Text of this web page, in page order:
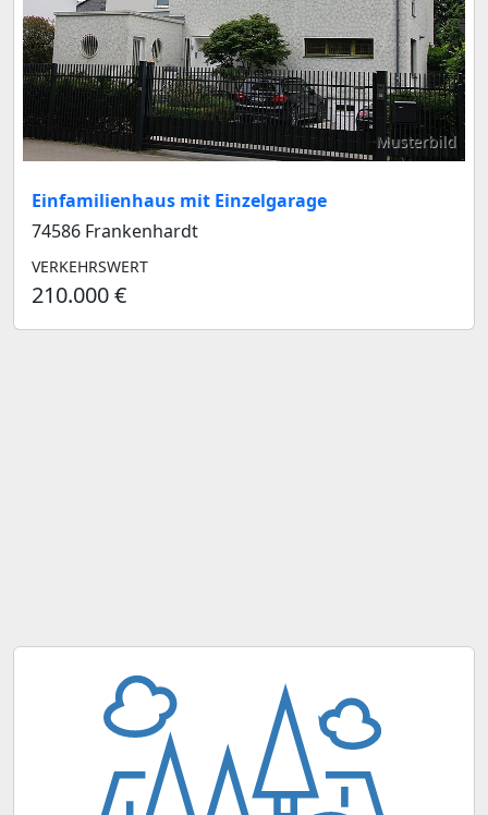
Musterbild
Einfamilienhaus mit Einzelgarage
74586 Frankenhardt
VERKEHRSWERT
210.000 €